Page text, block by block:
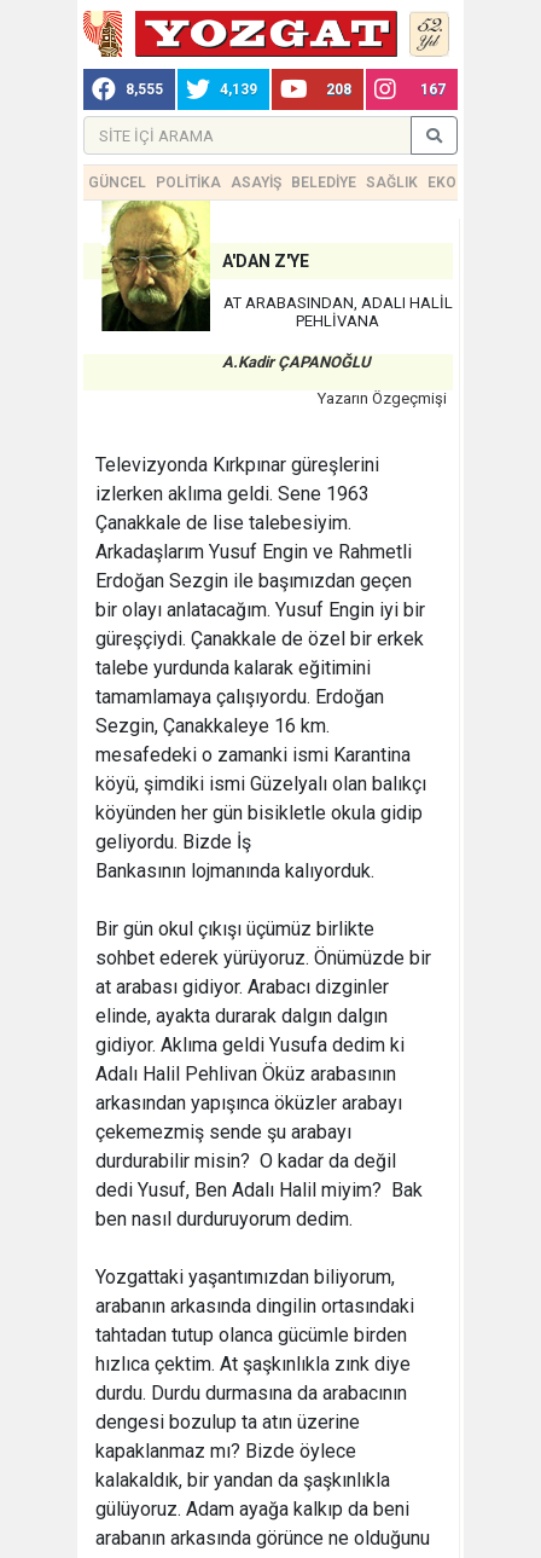
8,555 4,139 208 167
GÜNCEL POLİTİKA ASAYİŞ BELEDİYE SAĞLIK EKONOMİ
A'DAN Z'YE
AT ARABASINDAN, ADALI HALİL
PEHLİVANA
A.Kadir ÇAPANOĞLU
Yazarın Özgeçmişi
Televizyonda Kırkpınar güreşlerini
izlerken aklıma geldi. Sene 1963
Çanakkale de lise talebesiyim.
Arkadaşlarım Yusuf Engin ve Rahmetli
Erdoğan Sezgin ile başımızdan geçen
bir olayı anlatacağım. Yusuf Engin iyi bir
güreşçiydi. Çanakkale de özel bir erkek
talebe yurdunda kalarak eğitimini
tamamlamaya çalışıyordu. Erdoğan
Sezgin, Çanakkaleye 16 km.
mesafedeki o zamanki ismi Karantina
köyü, şimdiki ismi Güzelyalı olan balıkçı
köyünden her gün bisikletle okula gidip
geliyordu. Bizde İş
Bankasının lojmanında kalıyorduk.
Bir gün okul çıkışı üçümüz birlikte
sohbet ederek yürüyoruz. Önümüzde bir
at arabası gidiyor. Arabacı dizginler
elinde, ayakta durarak dalgın dalgın
gidiyor. Aklıma geldi Yusufa dedim ki
Adalı Halil Pehlivan Öküz arabasının
arkasından yapışınca öküzler arabayı
çekemezmiş sende şu arabayı
durdurabilir misin?  O kadar da değil
dedi Yusuf, Ben Adalı Halil miyim?  Bak
ben nasıl durduruyorum dedim.
Yozgattaki yaşantımızdan biliyorum,
arabanın arkasında dingilin ortasındaki
tahtadan tutup olanca gücümle birden
hızlıca çektim. At şaşkınlıkla zınk diye
durdu. Durdu durmasına da arabacının
dengesi bozulup ta atın üzerine
kapaklanmaz mı? Bizde öylece
kalakaldık, bir yandan da şaşkınlıkla
gülüyoruz. Adam ayağa kalkıp da beni
arabanın arkasında görünce ne olduğunu